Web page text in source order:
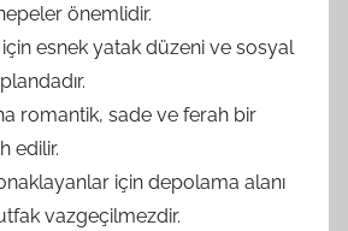
önemlidir.
esnek yatak düzeni ve sosyal
romantik, sade ve ferah bir
edilir.
için depolama alanı
vazgeçilmezdir.